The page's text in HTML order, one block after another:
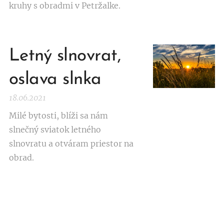
kruhy s obradmi v Petržalke.
Letný slnovrat,
oslava slnka
18.06.2021
Milé bytosti, blíži sa nám
slnečný sviatok letného
slnovratu a otváram priestor na
obrad.